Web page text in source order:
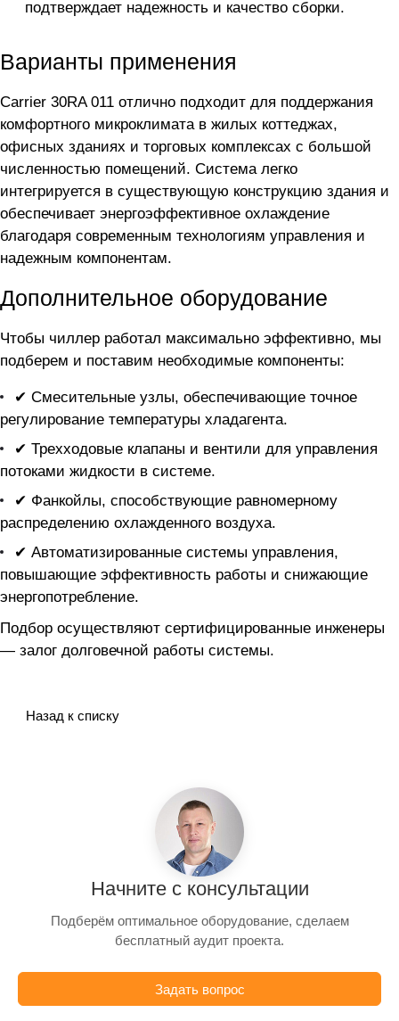
подтверждает надежность и качество сборки.
Варианты применения
Carrier 30RA 011 отлично подходит для поддержания
комфортного микроклимата в жилых коттеджах,
офисных зданиях и торговых комплексах с большой
численностью помещений. Система легко
интегрируется в существующую конструкцию здания и
обеспечивает энергоэффективное охлаждение
благодаря современным технологиям управления и
надежным компонентам.
Дополнительное оборудование
Чтобы чиллер работал максимально эффективно, мы
подберем и поставим необходимые компоненты:
✔ Смесительные узлы, обеспечивающие точное
регулирование температуры хладагента.
✔ Трехходовые клапаны и вентили для управления
потоками жидкости в системе.
✔ Фанкойлы, способствующие равномерному
распределению охлажденного воздуха.
✔ Автоматизированные системы управления,
повышающие эффективность работы и снижающие
энергопотребление.
Подбор осуществляют сертифицированные инженеры
— залог долговечной работы системы.
Назад к списку
Начните с консультации
Подберём оптимальное оборудование, сделаем
бесплатный аудит проекта.
Задать вопрос